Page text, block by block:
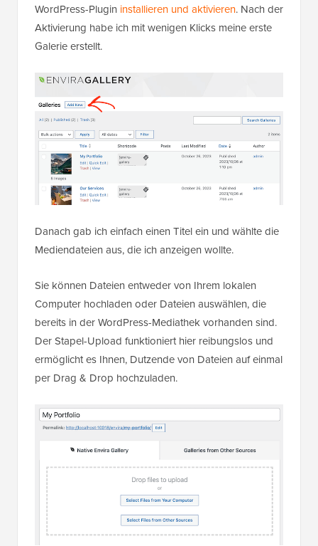
WordPress-Plugin installieren und aktivieren. Nach der
Aktivierung habe ich mit wenigen Klicks meine erste
Galerie erstellt.
Danach gab ich einfach einen Titel ein und wählte die
Mediendateien aus, die ich anzeigen wollte.
Sie können Dateien entweder von Ihrem lokalen
Computer hochladen oder Dateien auswählen, die
bereits in der WordPress-Mediathek vorhanden sind.
Der Stapel-Upload funktioniert hier reibungslos und
ermöglicht es Ihnen, Dutzende von Dateien auf einmal
per Drag & Drop hochzuladen.